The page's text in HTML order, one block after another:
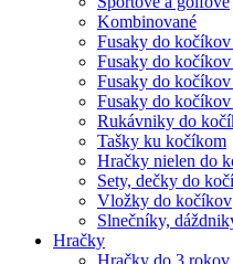
Kombinované
Fusaky do
Fusaky do
Fusaky do
Fusaky do
Rukávniky do
Tašky ku kočíkom
Hračky nielen do
Sety, dečky do
Vložky do kočíkov
Slnečníky,
Hračky
Hračky do 3 rokov